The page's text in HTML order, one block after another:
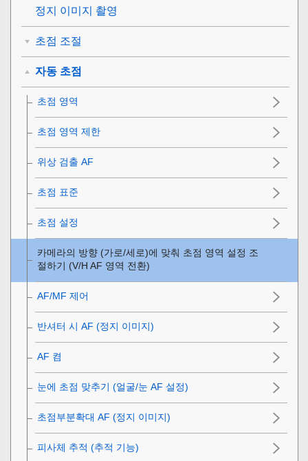
정지 이미지 촬영
초점 조절
자동 초점
초점 영역
초점 영역 제한
위상 검출 AF
초점 표준
초점 설정
카메라의 방향 (가로/세로)에 맞춰 초점 영역 설정 조
절하기 (V/H AF 영역 전환)
AF/MF 제어
반셔터 시 AF (정지 이미지)
AF 켬
눈에 초점 맞추기 (얼굴/눈 AF 설정)
초점부분확대 AF (정지 이미지)
피사체 추적 (추적 기능)